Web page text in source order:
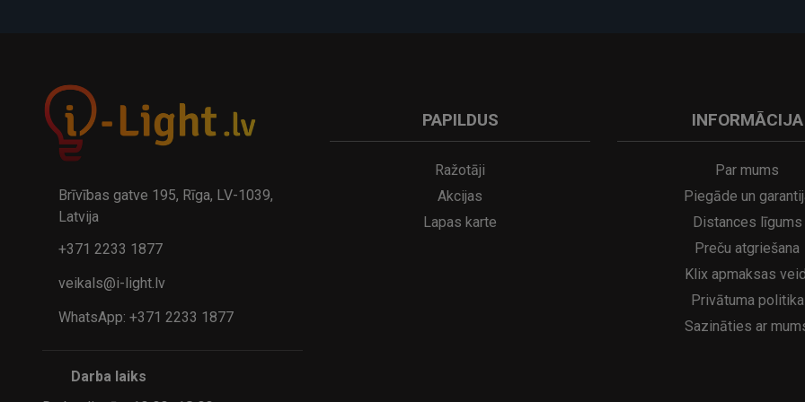
32.95€
A
kumulatora LED galda lampa SERINA Mini Ø80×200 mm..
29.95€ 21.95€
Brīvības gatve 195, Rīga, LV-1039,
Latvija
+371 2233 1877
veikals@i-light.lv
WhatsApp: +371 2233 1877
Darba laiks
PAPILDUS
Ražotāji
Akcijas
Lapas karte
INFORMĀCIJA
Par mums
Piegāde un
Distances līgums
Preču atgriešana
Klix apmaksas
Privātuma politika
Sazināties ar